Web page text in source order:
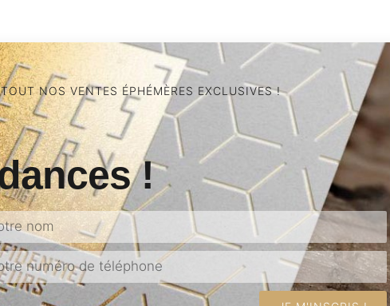
NOS VENTES ÉPHÉMÈRES EXCLUSIVES !
!